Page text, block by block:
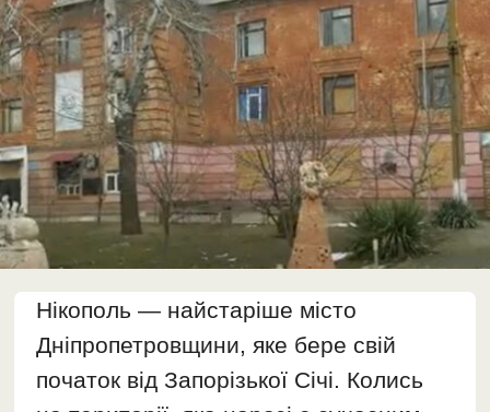
Нікополь — найстаріше місто
Дніпропетровщини, яке бере свій
початок від Запорізької Січі. Колись